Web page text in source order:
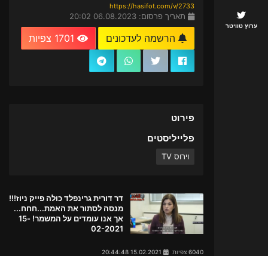
ערוץ טוויטר
https://hasifot.com/v/2733
תאריך פרסום: 06.08.2023 20:02
הרשמה לעדכונים
פירוט
פלייליסטים
וירוס TV
דר דורית גרינפלד כולה פייק ניוז!!!
מנסה לסתור את האמת...חחח...
אך אנו עומדים על המשמר! 15-
02-2021
6040 צפיות